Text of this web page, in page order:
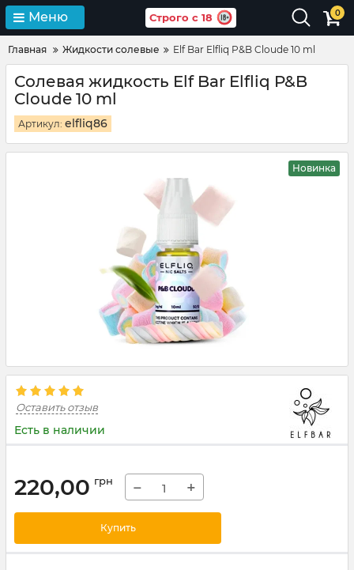
Меню Строго с 18 0
Главная Жидкости солевые Elf Bar Elfliq P&B Cloude 10 ml
Солевая жидкость Elf Bar Elfliq P&B
Cloude 10 ml
Артикул: elfliq86
Новинка
Оставить отзыв
Есть в наличии
220,00 грн − +
Купить